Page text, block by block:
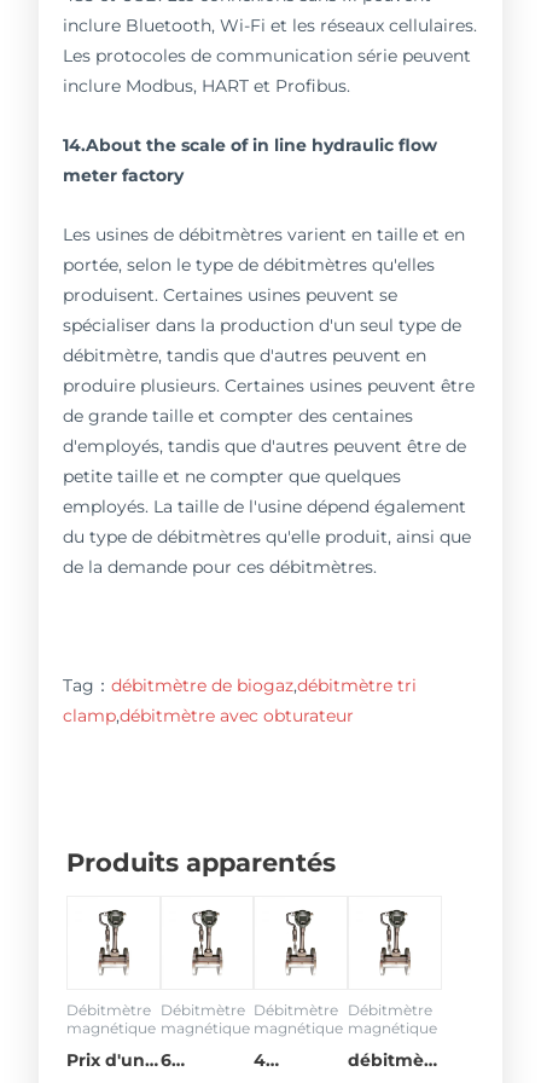
inclure Bluetooth, Wi-Fi et les réseaux cellulaires.
Les protocoles de communication série peuvent
inclure Modbus, HART et Profibus.
14.About the scale of in line hydraulic flow
meter factory
Les usines de débitmètres varient en taille et en
portée, selon le type de débitmètres qu'elles
produisent. Certaines usines peuvent se
spécialiser dans la production d'un seul type de
débitmètre, tandis que d'autres peuvent en
produire plusieurs. Certaines usines peuvent être
de grande taille et compter des centaines
d'employés, tandis que d'autres peuvent être de
petite taille et ne compter que quelques
employés. La taille de l'usine dépend également
du type de débitmètres qu'elle produit, ainsi que
de la demande pour ces débitmètres.
Tag：débitmètre de biogaz,débitmètre tri
clamp,débitmètre avec obturateur
Produits apparentés
Débitmètre
magnétique
Prix d'un
Débitmètre
magnétique
6
Débitmètre
magnétique
4
Débitmètre
magnétique
débitmètre